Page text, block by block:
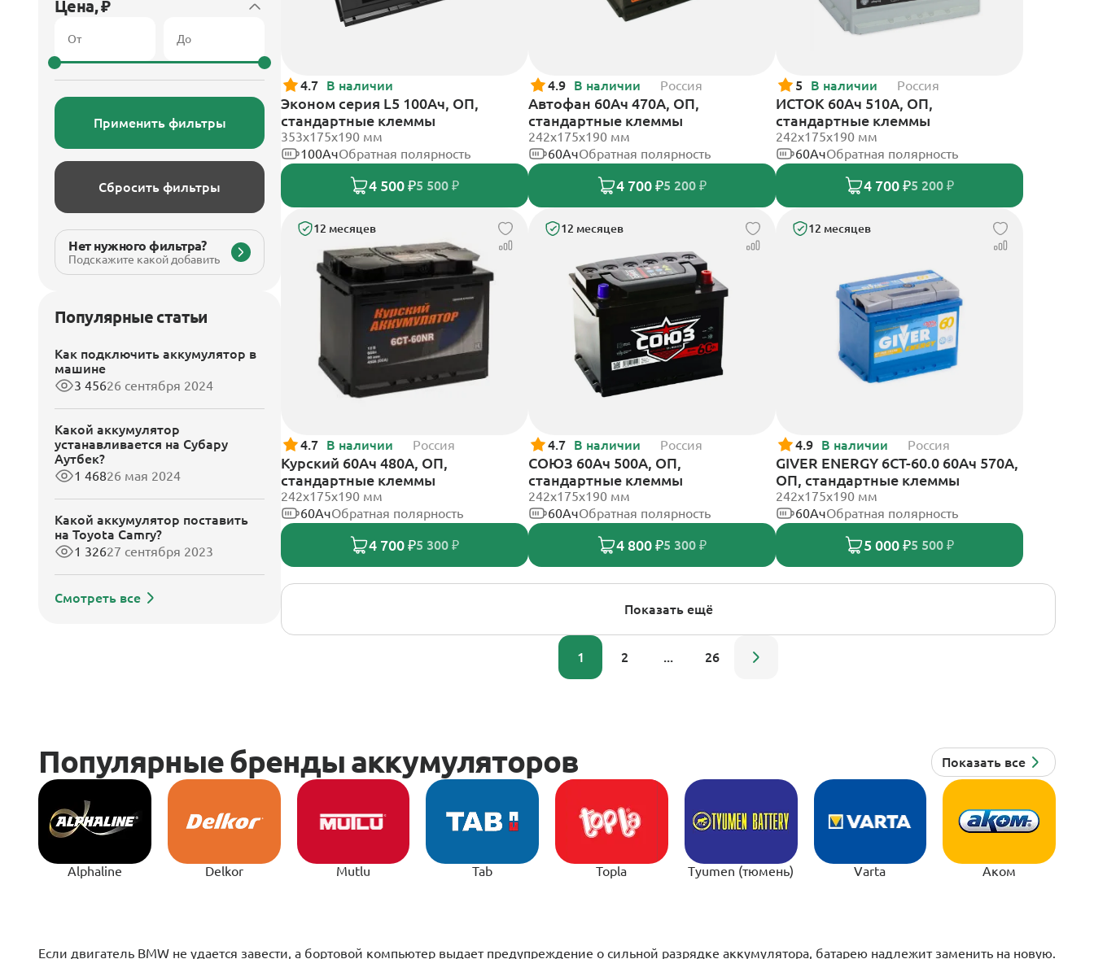
Цена, ₽
Применить фильтры
Сбросить фильтры
Нет нужного фильтра?
Подскажите какой добавить
Популярные статьи
Как подключить аккумулятор в
машине
3 45626 сентября 2024
Какой аккумулятор
устанавливается на Субару
Аутбек?
1 46826 мая 2024
Какой аккумулятор поставить
на Toyota Camry?
1 32627 сентября 2023
Смотреть все
4.7 В наличии
Эконом серия L5 100Ач, ОП,
стандартные клеммы
353х175х190 мм
100АчОбратная полярность
4 500 ₽5 500 ₽
4.9 В наличии Россия
Автофан 60Ач 470А, ОП,
стандартные клеммы
242х175х190 мм
60АчОбратная полярность
4 700 ₽5 200 ₽
5 В наличии Россия
ИСТОК 60Ач 510А, ОП,
стандартные клеммы
242x175x190 мм
60АчОбратная полярность
4 700 ₽5 200 ₽
12 месяцев
4.7 В наличии Россия
Курский 60Ач 480А, ОП,
стандартные клеммы
242x175x190 мм
60АчОбратная полярность
4 700 ₽5 300 ₽
12 месяцев
4.7 В наличии Россия
СОЮЗ 60Ач 500А, ОП,
стандартные клеммы
242x175x190 мм
60АчОбратная полярность
4 800 ₽5 300 ₽
12 месяцев
4.9 В наличии Россия
GIVER ENERGY 6СТ-60.0 60Ач 570А,
ОП, стандартные клеммы
242х175х190 мм
60АчОбратная полярность
5 000 ₽5 500 ₽
Показать ещё
1 2 ... 26
Alphaline Delkor Mutlu Tab Topla Tyumen (тюмень) Varta Аком
Если двигатель BMW не удается завести, а бортовой компьютер выдает предупреждение о сильной разрядке аккумулятора, батарею надлежит заменить на новую.